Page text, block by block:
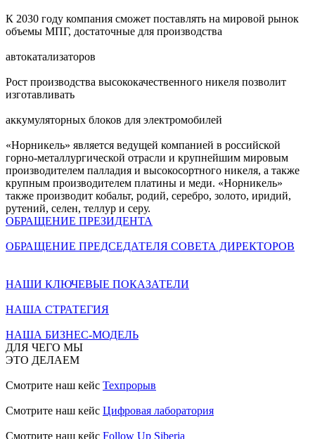
К 2030 году компания сможет поставлять на мировой рынок
объемы МПГ, достаточные для производства
автокатализаторов
Рост производства высококачественного никеля позволит
изготавливать
аккумуляторных блоков для электромобилей
«Норникель» является ведущей компанией в российской
горно-металлургической отрасли и крупнейшим мировым
производителем палладия и высокосортного никеля, а также
крупным производителем платины и меди. «Норникель»
также производит кобальт, родий, серебро, золото, иридий,
рутений, селен, теллур и серу.
ОБРАЩЕНИЕ ПРЕЗИДЕНТА
ОБРАЩЕНИЕ ПРЕДСЕДАТЕЛЯ СОВЕТА ДИРЕКТОРОВ
НАШИ КЛЮЧЕВЫЕ ПОКАЗАТЕЛИ
НАША СТРАТЕГИЯ
НАША БИЗНЕС-МОДЕЛЬ
ДЛЯ ЧЕГО МЫ
ЭТО ДЕЛАЕМ
Смотрите наш кейс Техпрорыв
Смотрите наш кейс Цифровая лаборатория
Смотрите наш кейс Follow Up Siberia